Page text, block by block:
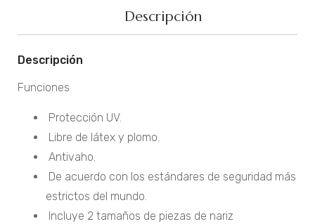
Descripción
Descripción
Funciones
Protección UV.
Libre de látex y plomo.
Antivaho.
De acuerdo con los estándares de seguridad más
estrictos del mundo.
Incluye 2 tamaños de piezas de nariz